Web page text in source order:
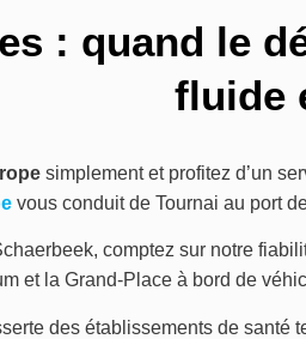
: quand le
fluide
simplement et profitez d’un
vous conduit de Tournai au port
comptez sur notre
et la Grand-Place à bord de
des établissements de